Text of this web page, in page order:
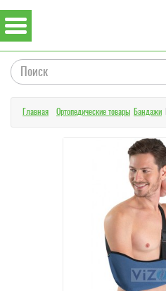
Главная Ортопедические товары Бандажи